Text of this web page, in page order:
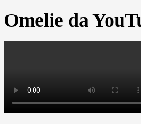
Omelie da